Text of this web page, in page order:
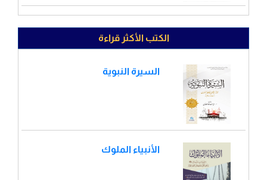
الكتب الأكثر قراءة
السيرة النبوية
الأنبياء الملوك